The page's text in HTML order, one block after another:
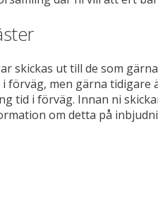
skickas ut till de som
förväg, men gärna
tid i förväg. Innan ni
om detta på